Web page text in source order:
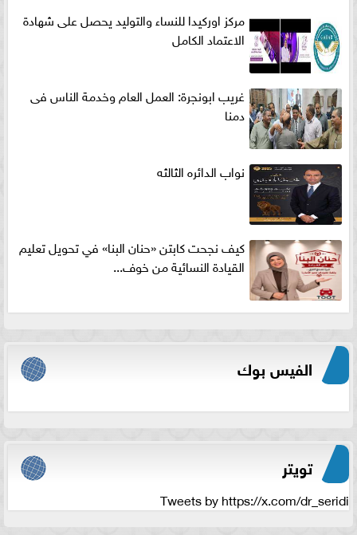
مركز اوركيدا للنساء والتوليد يحصل على شهادة
الاعتماد الكامل
غريب ابونجرة: العمل العام وخدمة الناس فى
دمنا
نواب الدائره الثالثه
كيف نجحت كابتن «حنان البنا» في تحويل تعليم
القيادة النسائية من خوف...
الفيس بوك
تويتر
Tweets by https://x.com/dr_seridi